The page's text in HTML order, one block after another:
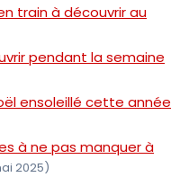
train à découvrir au
pendant la semaine
ensoleillé cette année
à ne pas manquer à
2025)